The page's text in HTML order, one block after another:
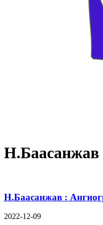
Н.Баасанжав :
2022-12-09